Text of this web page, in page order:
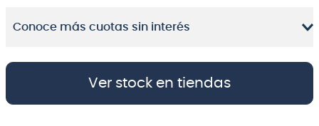
Conoce más cuotas sin interés
Ver stock en tiendas